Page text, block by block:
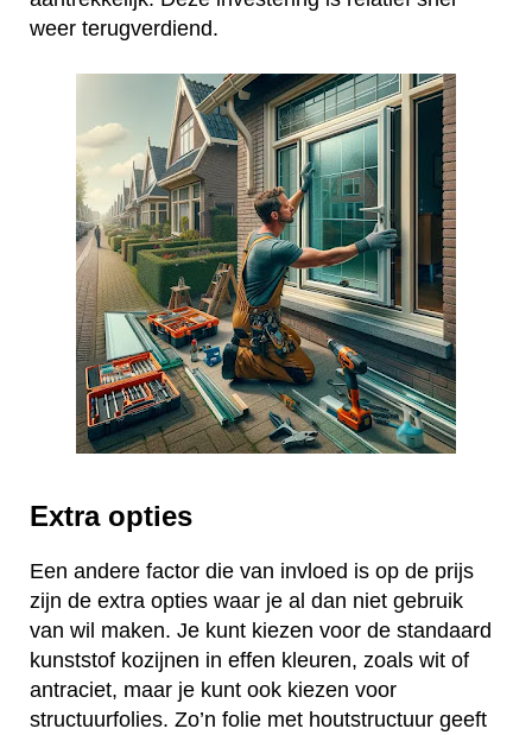
weer terugverdiend.
Extra opties
Een andere factor die van invloed is op de prijs
zijn de extra opties waar je al dan niet gebruik
van wil maken. Je kunt kiezen voor de standaard
kunststof kozijnen in effen kleuren, zoals wit of
antraciet, maar je kunt ook kiezen voor
structuurfolies. Zo’n folie met houtstructuur geeft